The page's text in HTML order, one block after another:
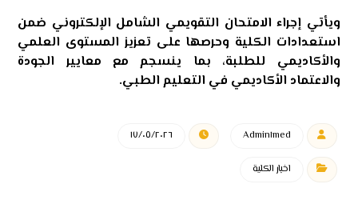
ويأتي إجراء الامتحان التقويمي الشامل الإلكتروني ضمن
استعدادات الكلية وحرصها على تعزيز المستوى العلمي
والأكاديمي للطلبة، بما ينسجم مع معايير الجودة
والاعتماد الأكاديمي في التعليم الطبي.
Admin١med ١٧/٠٥/٢٠٢٦
اخبار الكلية